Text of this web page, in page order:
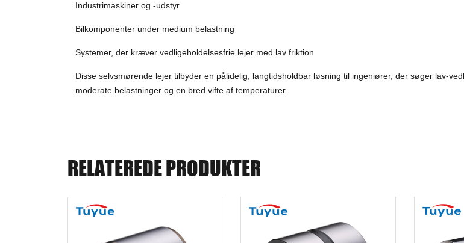
Industrimaskiner og -udstyr
Bilkomponenter under medium belastning
Systemer, der kræver vedligeholdelsesfrie lejer med lav friktion
Disse selvsmørende lejer tilbyder en pålidelig, langtidsholdbar løsning til ingeniører, der søger lav-
moderate belastninger og en bred vifte af temperaturer.
RELATEREDE PRODUKTER